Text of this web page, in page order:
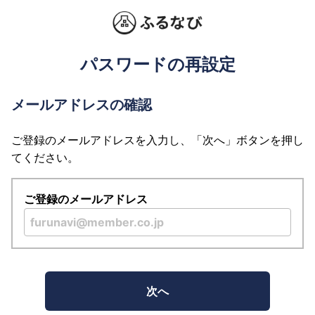
パスワードの再設定
メールアドレスの確認
ご登録のメールアドレスを入力し、「次へ」ボタンを押し
てください。
ご登録のメールアドレス